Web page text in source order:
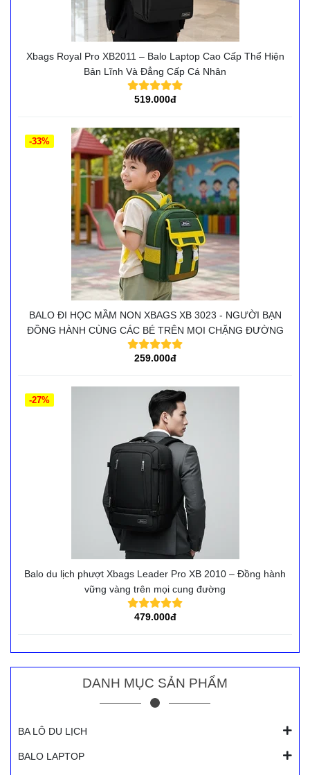
Xbags Royal Pro XB2011 – Balo Laptop Cao Cấp Thể Hiện
Bản Lĩnh Và Đẳng Cấp Cá Nhân
519.000đ
BALO ĐI HỌC MẦM NON XBAGS XB 3023 - NGƯỜI BẠN
ĐỒNG HÀNH CÙNG CÁC BÉ TRÊN MỌI CHẶNG ĐƯỜNG
259.000đ
-33%
Balo du lịch phượt Xbags Leader Pro XB 2010 – Đồng hành
vững vàng trên mọi cung đường
479.000đ
-27%
DANH MỤC SẢN PHẨM
BA LÔ DU LỊCH
BALO LAPTOP